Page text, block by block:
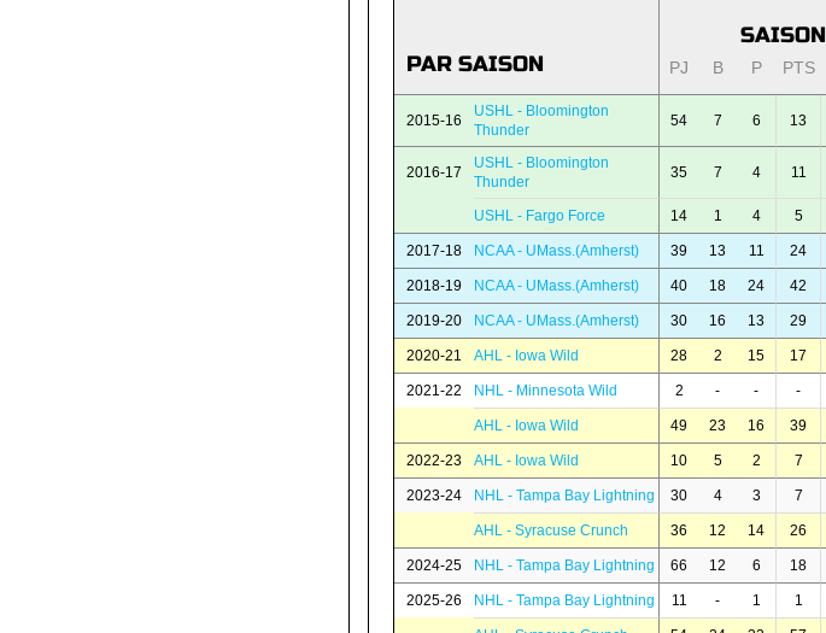
PAR SAISON
SAISON
PJ B P PTS
2015-16
USHL - Bloomington
Thunder
54 7 6 13
2016-17
USHL - Bloomington
Thunder
35 7 4 11
USHL - Fargo Force 14 1 4 5
2017-18 NCAA - UMass.(Amherst) 39 13 11 24
2018-19 NCAA - UMass.(Amherst) 40 18 24 42
2019-20 NCAA - UMass.(Amherst) 30 16 13 29
2020-21 AHL - Iowa Wild 28 2 15 17
2021-22 NHL - Minnesota Wild 2 - - -
AHL - Iowa Wild 49 23 16 39
2022-23 AHL - Iowa Wild 10 5 2 7
2023-24 NHL - Tampa Bay Lightning 30 4 3 7
AHL - Syracuse Crunch 36 12 14 26
2024-25 NHL - Tampa Bay Lightning 66 12 6 18
2025-26 NHL - Tampa Bay Lightning 11 - 1 1